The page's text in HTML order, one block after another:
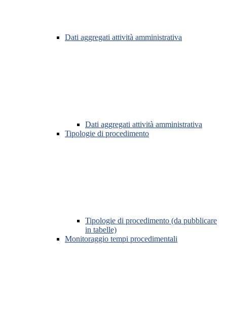
Dati aggregati attività amministrativa
Dati aggregati attività amministrativa
Tipologie di procedimento
Tipologie di procedimento (da pubblicare
in tabelle)
Monitoraggio tempi procedimentali